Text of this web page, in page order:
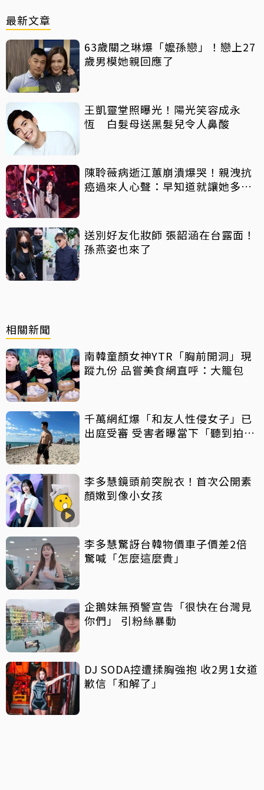
最新文章
63歲關之琳爆「嬤孫戀」！戀上27
歲男模她親回應了
王凱靈堂照曝光！陽光笑容成永
恆 白髮母送黑髮兒令人鼻酸
陳聆薇病逝江蕙崩潰爆哭！親洩抗
癌過來人心聲：早知道就讓她多化
送別好友化妝師 張韶涵在台露面！
孫燕姿也來了
相關新聞
南韓童顏女神YTR「胸前開洞」現
蹤九份 品嘗美食網直呼：大籠包
千萬網紅爆「和友人性侵女子」已
出庭受審 受害者曝當下「聽到拍片
李多慧鏡頭前突脫衣！首次公開素
顏嫩到像小女孩
李多慧驚訝台韓物價車子價差2倍
驚喊「怎麼這麼貴」
企鵝妹無預警宣告「很快在台灣見
你們」 引粉絲暴動
DJ SODA控遭揉胸強抱 收2男1女道
歉信「和解了」